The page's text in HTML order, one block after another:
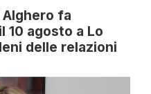
fa
10 agosto a Lo
delle relazioni